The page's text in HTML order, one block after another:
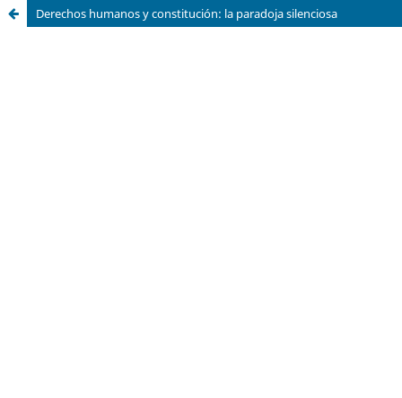
Derechos humanos y constitución: la paradoja silenciosa